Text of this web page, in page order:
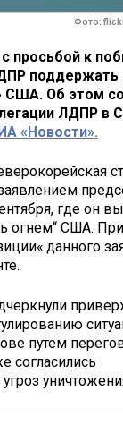
Фото:
с просьбой к
поддержать
США. Об этом
ЛДПР в
«Новости».
где он
огнем“ США.
данного
путем
согласились